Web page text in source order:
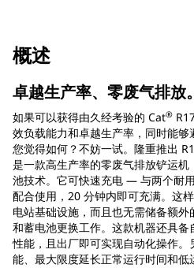
概述
卓越生产率、零废气排放。
如果可以获得由久经考验的 Cat®
效负载能力和卓越生产率，同时能够
您觉得如何？不妨一试。隆重推出
是一款高生产率的零废气排放铲运
池技术。它可快速充电 — 与两个耐
配合使用，20 分钟内即可充满。这
电站基础设施，而且也无需储备额
和蓄电池更换工作。这款机器还具
性能，且出厂即可实现自动化操作
能、最大限度延长正常运行时间和低